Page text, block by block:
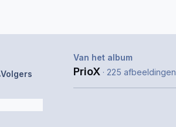
Volgers
Van het album
PrioX · 225 afbeeldingen